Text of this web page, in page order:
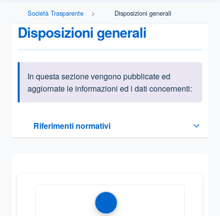
Società Trasparente Disposizioni generali
Disposizioni generali
Informazioni introduttive
In questa sezione vengono pubblicate ed
aggiornate le informazioni ed i dati concernenti:
Riferimenti normativi
Sezione compressa